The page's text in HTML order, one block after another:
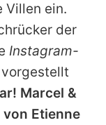
Villen ein.
der
Instagram-
Marcel &
Etienne